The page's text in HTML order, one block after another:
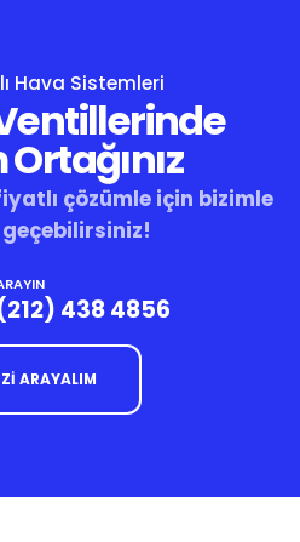
Hava Sistemleri
çözümle için bizimle
438 4856
ARAYALIM